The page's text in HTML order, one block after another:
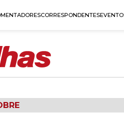
CORRESPONDENTES